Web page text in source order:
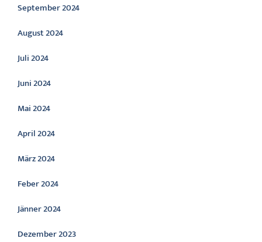
September 2024
August 2024
Juli 2024
Juni 2024
Mai 2024
April 2024
März 2024
Feber 2024
Jänner 2024
Dezember 2023